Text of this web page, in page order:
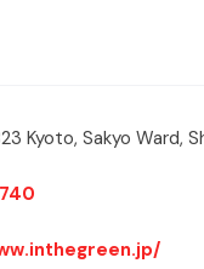
Kyoto, Sakyo Ward,